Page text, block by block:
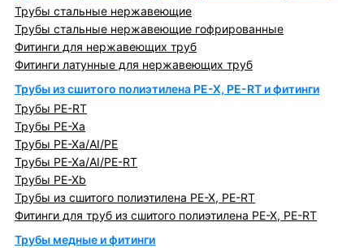
Трубы стальные нержавеющие
Трубы стальные нержавеющие гофрированные
Фитинги для нержавеющих труб
Фитинги латунные для нержавеющих труб
Трубы из сшитого полиэтилена PE-X, PE-RT и фитинги
Трубы PE-RT
Трубы PE-Xa
Трубы PE-Xa/AI/PE
Трубы PE-Xa/AI/PE-RT
Трубы PE-Xb
Трубы из сшитого полиэтилена PE-X, PE-RT
Фитинги для труб из сшитого полиэтилена PE-X, PE-RT
Трубы медные и фитинги